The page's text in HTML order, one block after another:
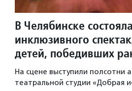
В Челябинске
инклюзивного
детей, победивших
На сцене выступили полсотни
театральной студии «Добрая